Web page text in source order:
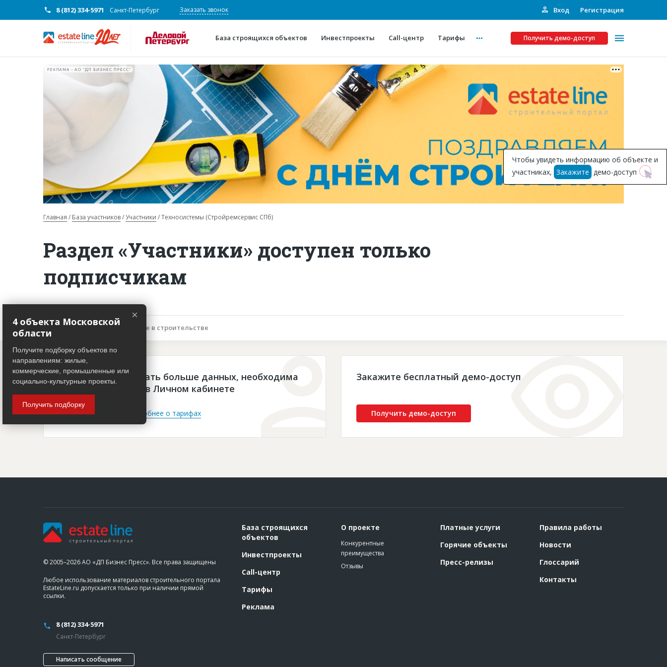
8 (812) 334-5971 Санкт-Петербург Заказать звонок Вход Регистрация
База строящихся объектов Инвестпроекты Call-центр Тарифы Получить демо-доступ
О проекте
Конкурентные преимущества
Горячие объекты
Глоссарий
Платные услуги
Рекламодателям
Инвестпроекты
Подписка на Базу
РЕКЛАМА • АО "ДП БИЗНЕС ПРЕСС"
Главная База участников Участники Техносистемы (Стройремсервис СПб)
Раздел «Участники» доступен только
подписчикам
Описание объекта Участие в строительстве
Чтобы просматривать больше данных, необходима
платная подписка в Личном кабинете
Войти Подробнее о тарифах
Закажите бесплатный демо-доступ
Получить демо-доступ
Чтобы увидеть информацию об объекте и
участниках, Закажите демо-доступ
© 2005–2026 АО «ДП Бизнес Пресс». Все права защищены
Любое использование материалов строительного портала
EstateLine.ru допускается только при наличии прямой
ссылки.
8 (812) 334-5971
Санкт-Петербург
Написать сообщение
База строящихся
объектов
Инвестпроекты
Call-центр
Тарифы
Реклама
О проекте
Конкурентные
преимущества
Отзывы
Платные услуги
Горячие объекты
Пресс-релизы
Правила работы
Новости
Глоссарий
Контакты
×
4 объекта Московской
области
Получите подборку объектов по
направлениям: жилые,
коммерческие, промышленные или
социально-культурные проекты.
Получить подборку